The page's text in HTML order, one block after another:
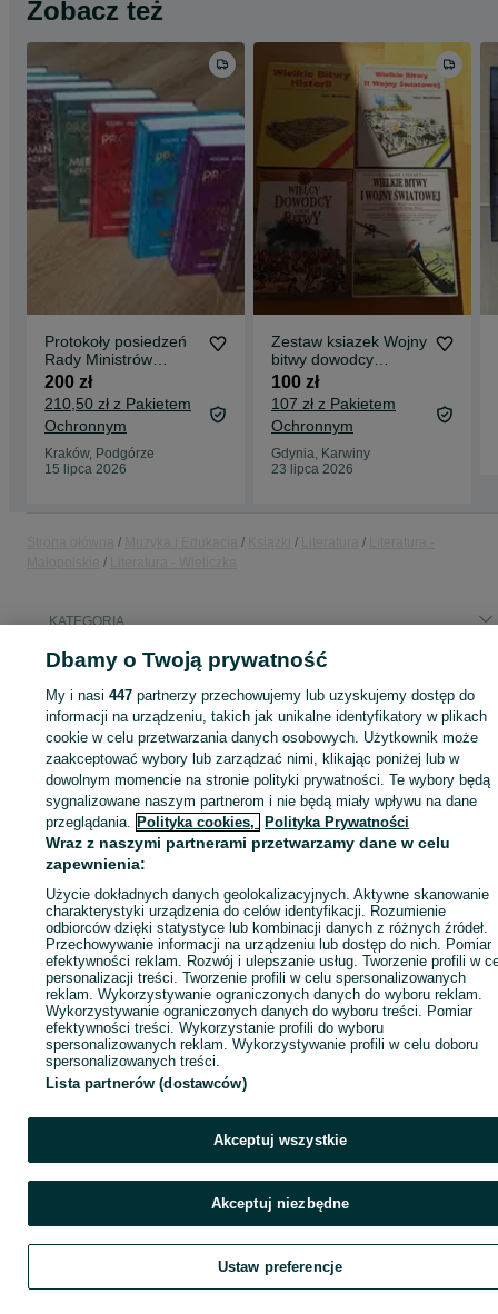
Zobacz też
Protokoły posiedzeń
Rady Ministrów
Rzeczypospolitej
Polskiej październik
1939 – sierpień 1945
(8 tomów +
suplementy)
200 zł
210,50 zł z Pakietem
Ochronnym
Kraków, Podgórze
15 lipca 2026
Zestaw ksiazek Wojny
bitwy dowodcy
Macdonald Livesey
100 zł
107 zł z Pakietem
Ochronnym
Gdynia, Karwiny
23 lipca 2026
KATEGORIA
Zaloguj się lub załóż konto na OLX, aby skontaktować się z
sprzedającym
Zaloguj się / Załóż konto
Zadzwoń / SMS Wyślij wiadomość
Dbamy o Twoją prywatność
My i nasi447 partnerzy przechowujemy lub uzyskujemy dostęp do
informacji na urządzeniu, takich jak unikalne identyfikatory w plikach
cookie w celu przetwarzania danych osobowych. Użytkownik może
zaakceptować wybory lub zarządzać nimi, klikając poniżej lub w
dowolnym momencie na stronie polityki prywatności. Te wybory będą
sygnalizowane naszym partnerom i nie będą miały wpływu na dane
przeglądania. Polityka cookies, Polityka Prywatności
Wraz z naszymi partnerami przetwarzamy dane w celu
zapewnienia:
Użycie dokładnych danych geolokalizacyjnych. Aktywne skanowanie
charakterystyki urządzenia do celów identyfikacji. Rozumienie
odbiorców dzięki statystyce lub kombinacji danych z różnych źródeł.
Przechowywanie informacji na urządzeniu lub dostęp do nich. Pomiar
efektywności reklam. Rozwój i ulepszanie usług. Tworzenie profili w
personalizacji treści. Tworzenie profili w celu spersonalizowanych
reklam. Wykorzystywanie ograniczonych danych do wyboru reklam.
Wykorzystywanie ograniczonych danych do wyboru treści. Pomiar
efektywności treści. Wykorzystanie profili do wyboru
spersonalizowanych reklam. Wykorzystywanie profili w celu doboru
spersonalizowanych treści.
Lista partnerów (dostawców)
Akceptuj wszystkie
Akceptuj niezbędne
Ustaw preferencje